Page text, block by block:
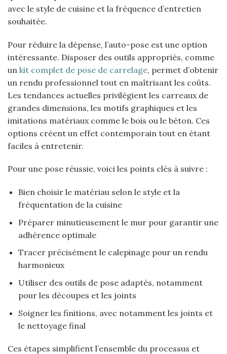
avec le style de cuisine et la fréquence d’entretien
souhaitée.
Pour réduire la dépense, l’auto-pose est une option
intéressante. Disposer des outils appropriés, comme
un kit complet de pose de carrelage, permet d’obtenir
un rendu professionnel tout en maîtrisant les coûts.
Les tendances actuelles privilégient les carreaux de
grandes dimensions, les motifs graphiques et les
imitations matériaux comme le bois ou le béton. Ces
options créent un effet contemporain tout en étant
faciles à entretenir.
Pour une pose réussie, voici les points clés à suivre :
Bien choisir le matériau selon le style et la
fréquentation de la cuisine
Préparer minutieusement le mur pour garantir une
adhérence optimale
Tracer précisément le calepinage pour un rendu
harmonieux
Utiliser des outils de pose adaptés, notamment
pour les découpes et les joints
Soigner les finitions, avec notamment les joints et
le nettoyage final
Ces étapes simplifient l’ensemble du processus et